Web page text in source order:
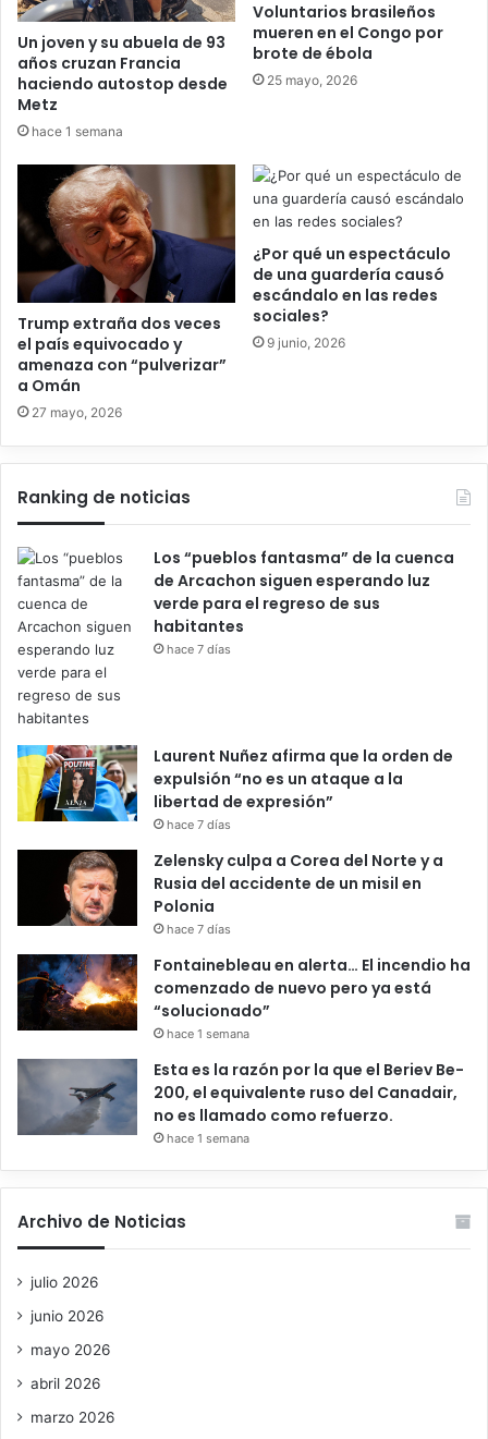
Un joven y su abuela de 93
años cruzan Francia
haciendo autostop desde
Metz
hace 1 semana
Voluntarios brasileños
mueren en el Congo por
brote de ébola
25 mayo, 2026
Trump extraña dos veces
el país equivocado y
amenaza con “pulverizar”
a Omán
27 mayo, 2026
¿Por qué un espectáculo
de una guardería causó
escándalo en las redes
sociales?
9 junio, 2026
Ranking de noticias
Los “pueblos fantasma” de la cuenca
de Arcachon siguen esperando luz
verde para el regreso de sus
habitantes
hace 7 días
Laurent Nuñez afirma que la orden de
expulsión “no es un ataque a la
libertad de expresión”
hace 7 días
Zelensky culpa a Corea del Norte y a
Rusia del accidente de un misil en
Polonia
hace 7 días
Fontainebleau en alerta… El incendio ha
comenzado de nuevo pero ya está
“solucionado”
hace 1 semana
Esta es la razón por la que el Beriev Be-
200, el equivalente ruso del Canadair,
no es llamado como refuerzo.
hace 1 semana
Archivo de Noticias
julio 2026
junio 2026
mayo 2026
abril 2026
marzo 2026